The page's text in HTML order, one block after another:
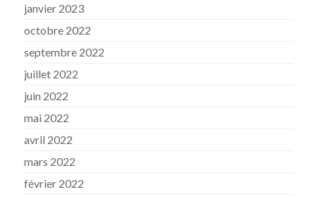
janvier 2023
octobre 2022
septembre 2022
juillet 2022
juin 2022
mai 2022
avril 2022
mars 2022
février 2022